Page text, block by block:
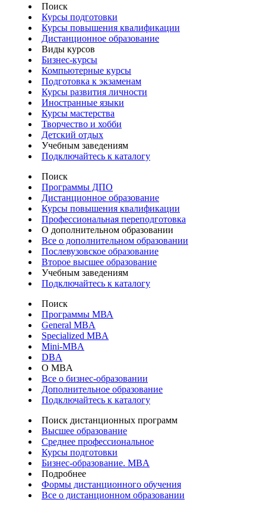
Поиск
Курсы подготовки
Курсы повышения квалификации
Дистанционное образование
Виды курсов
Бизнес-курсы
Компьютерные курсы
Подготовка к экзаменам
Курсы развития личности
Иностранные языки
Курсы мастерства
Творчество и хобби
Детский отдых
Учебным заведениям
Подключайтесь к каталогу
Поиск
Программы ДПО
Дистанционное образование
Курсы повышения квалификации
Профессиональная переподготовка
О дополнительном образовании
Все о дополнительном образовании
Послевузовское образование
Второе высшее образование
Учебным заведениям
Подключайтесь к каталогу
Поиск
Программы МВА
General MBA
Specialized MBA
Mini-MBA
DBA
О MBA
Все о бизнес-образовании
Дополнительное образование
Подключайтесь к каталогу
Поиск дистанционных программ
Высшее образование
Среднее профессиональное
Курсы подготовки
Бизнес-образование. MBA
Подробнее
Формы дистанционного обучения
Все о дистанционном образовании